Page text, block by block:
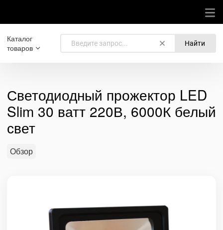
Каталог
товаров
Найти
Светодиодный прожектор LED
Slim 30 ватт 220В, 6000К белый
свет
Обзор